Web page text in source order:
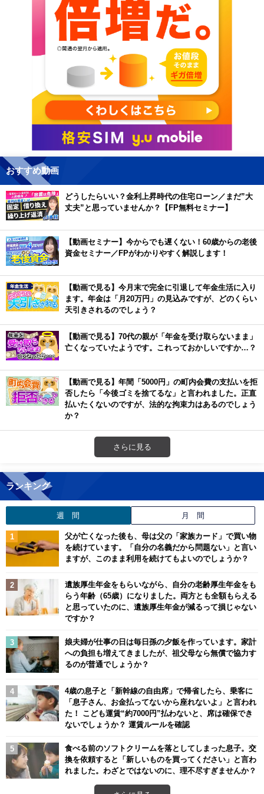
おすすめ動画
どうしたらいい？金利上昇時代の住宅ローン／まだ”大
丈夫”と思っていませんか？【FP無料セミナー】
【動画セミナー】今からでも遅くない！60歳からの老後
資金セミナー／FPがわかりやすく解説します！
【動画で見る】今月末で完全に引退して年金生活に入り
ます。年金は「月20万円」の見込みですが、どのくらい
天引きされるのでしょう？
【動画で見る】70代の親が「年金を受け取らないまま」
亡くなっていたようです。これっておかしいですか…？
【動画で見る】年間「5000円」の町内会費の支払いを拒
否したら「今後ゴミを捨てるな」と言われました。正直
払いたくないのですが、法的な拘束力はあるのでしょう
か？
さらに見る
ランキング
週 間 月 間
父が亡くなった後も、母は父の「家族カード」で買い物
を続けています。「自分の名義だから問題ない」と言い
ますが、このまま利用を続けてもよいのでしょうか？
遺族厚生年金をもらいながら、自分の老齢厚生年金をも
らう年齢（65歳）になりました。両方とも全額もらえる
と思っていたのに、遺族厚生年金が減るって損じゃない
ですか？
娘夫婦が仕事の日は毎日孫の夕飯を作っています。家計
への負担も増えてきましたが、祖父母なら無償で協力す
るのが普通でしょうか？
4歳の息子と「新幹線の自由席」で帰省したら、乗客に
「息子さん、お金払ってないから座れないよ」と言われ
た！ こども運賃“約7000円”払わないと、席は確保でき
ないでしょうか？ 運賃ルールを確認
食べる前のソフトクリームを落としてしまった息子。交
換を依頼すると「新しいものを買ってください」と言わ
れました。わざとではないのに、理不尽すぎませんか？